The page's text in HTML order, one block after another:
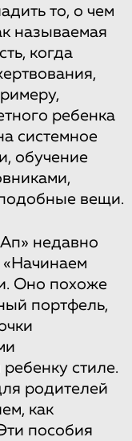
то, о чем
называемая
когда
ребенка
системное
обучение
вещи.
недавно
«Начинаем
Оно похоже
портфель,
стиле.
родителей
как
пособия